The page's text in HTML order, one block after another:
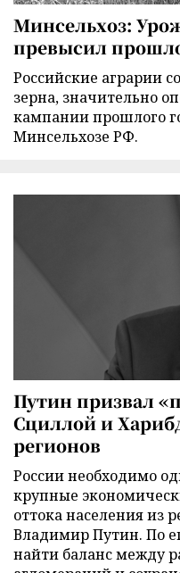
Минсельхоз:
превысил
Российские аграрии
зерна, значительно
кампании прошлого
Минсельхозе РФ.
Путин призвал
Сциллой и
регионов
России необходимо
крупные
оттока населения из
Владимир Путин. По
найти баланс между